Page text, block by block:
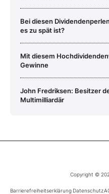
Bei diesen
es zu spät ist?
Mit diesem
Gewinne
John Fredriksen: Besitzer
Multimilliardär
Copyright ©
Barrierefreiheitserklärung Datenschutz